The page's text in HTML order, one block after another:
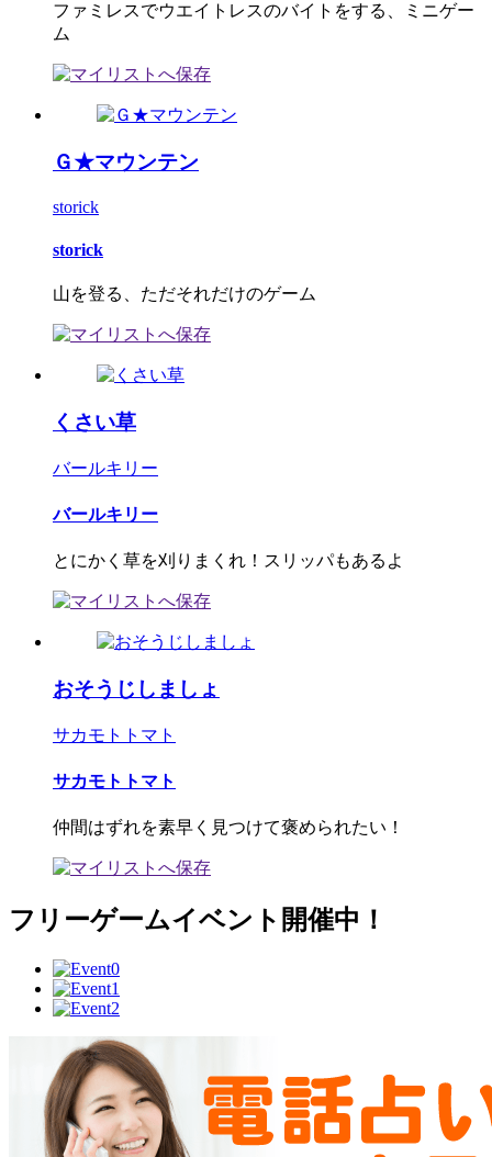
ファミレスでウエイトレスのバイトをする、ミニゲー
ム
Ｇ★マウンテン
storick
storick
山を登る、ただそれだけのゲーム
くさい草
バールキリー
バールキリー
とにかく草を刈りまくれ！スリッパもあるよ
おそうじしましょ
サカモトトマト
サカモトトマト
仲間はずれを素早く見つけて褒められたい！
フリーゲームイベント開催中！